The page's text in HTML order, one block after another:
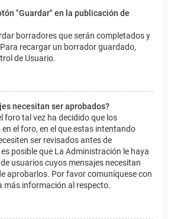
"Guardar" en la publicación de
borradores que serán completados y
recargar un borrador guardado,
de Usuario.
necesitan ser aprobados?
foro tal vez ha decidido que los
el foro, en el que estas intentando
ser revisados antes de
posible que La Administración le haya
usuarios cuyos mensajes necesitan
aprobarlos. Por favor comuníquese con
más información al respecto.